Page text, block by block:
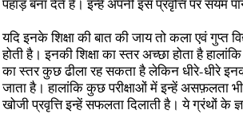
पहाड़ बना देते हैं। इन्हें अपनी इस प्रवृत्ति पर संयम
यदि इनके शिक्षा की बात की जाय तो कला एवं गुप्त
होती है। इनकी शिक्षा का स्तर अच्छा होता है
का स्तर कुछ ढीला रह सकता है लेकिन धीरे-धीरे
जाता है। हालांकि कुछ परीक्षाओं में इन्हें असफ़लता
खोजी प्रवृत्ति इन्हें सफलता दिलाती है। ये ग्रंथों के